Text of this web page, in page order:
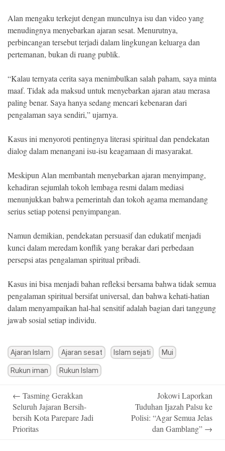
Alan mengaku terkejut dengan munculnya isu dan video yang
menudingnya menyebarkan ajaran sesat. Menurutnya,
perbincangan tersebut terjadi dalam lingkungan keluarga dan
pertemanan, bukan di ruang publik.
“Kalau ternyata cerita saya menimbulkan salah paham, saya minta
maaf. Tidak ada maksud untuk menyebarkan ajaran atau merasa
paling benar. Saya hanya sedang mencari kebenaran dari
pengalaman saya sendiri,” ujarnya.
Kasus ini menyoroti pentingnya literasi spiritual dan pendekatan
dialog dalam menangani isu-isu keagamaan di masyarakat.
Meskipun Alan membantah menyebarkan ajaran menyimpang,
kehadiran sejumlah tokoh lembaga resmi dalam mediasi
menunjukkan bahwa pemerintah dan tokoh agama memandang
serius setiap potensi penyimpangan.
Namun demikian, pendekatan persuasif dan edukatif menjadi
kunci dalam meredam konflik yang berakar dari perbedaan
persepsi atas pengalaman spiritual pribadi.
Kasus ini bisa menjadi bahan refleksi bersama bahwa tidak semua
pengalaman spiritual bersifat universal, dan bahwa kehati-hatian
dalam menyampaikan hal-hal sensitif adalah bagian dari tanggung
jawab sosial setiap individu.
Ajaran Islam Ajaran sesat Islam sejati Mui
Rukun iman Rukun Islam
navigation
← Tasming Gerakkan
Seluruh Jajaran Bersih-
bersih Kota Parepare Jadi
Prioritas
Jokowi Laporkan
Tuduhan Ijazah Palsu ke
Polisi: “Agar Semua Jelas
dan Gamblang” →